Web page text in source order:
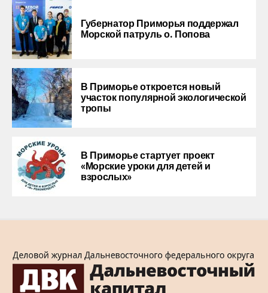
Губернатор Приморья поддержал
Морской патруль о. Попова
В Приморье откроется новый
участок популярной экологической
тропы
В Приморье стартует проект
«Морские уроки для детей и
взрослых»